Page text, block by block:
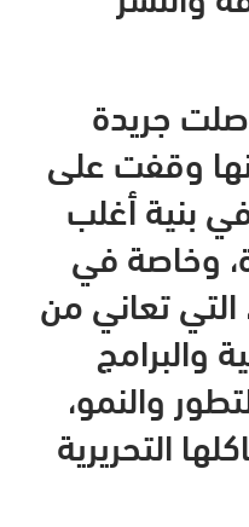
جريدة
وقفت على
بنية أغلب
وخاصة في
التي تعاني من
والبرامج
والنمو،
التحريرية